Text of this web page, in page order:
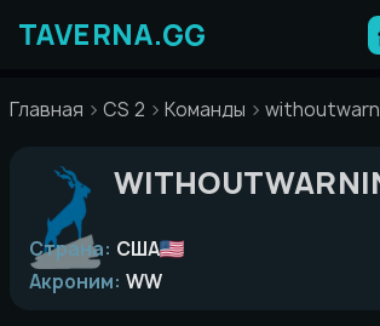
содержимому
Главная CS 2 Команды
Страна: США
Акроним: WW